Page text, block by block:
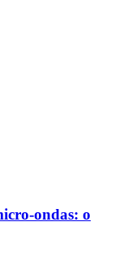
ondas: o